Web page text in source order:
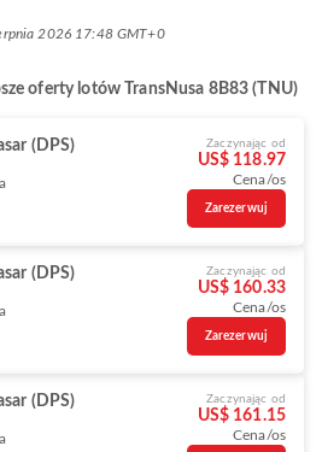
2026 17:48 GMT+0
oferty lotów TransNusa 8B83 (TNU)
(DPS) Zaczynając od
US$ 118.97
Cena/os
Zarezerwuj
(DPS) Zaczynając od
US$ 160.33
Cena/os
Zarezerwuj
(DPS) Zaczynając od
US$ 161.15
Cena/os